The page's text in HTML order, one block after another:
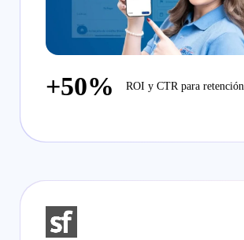
+50% ROI y CTR para retención